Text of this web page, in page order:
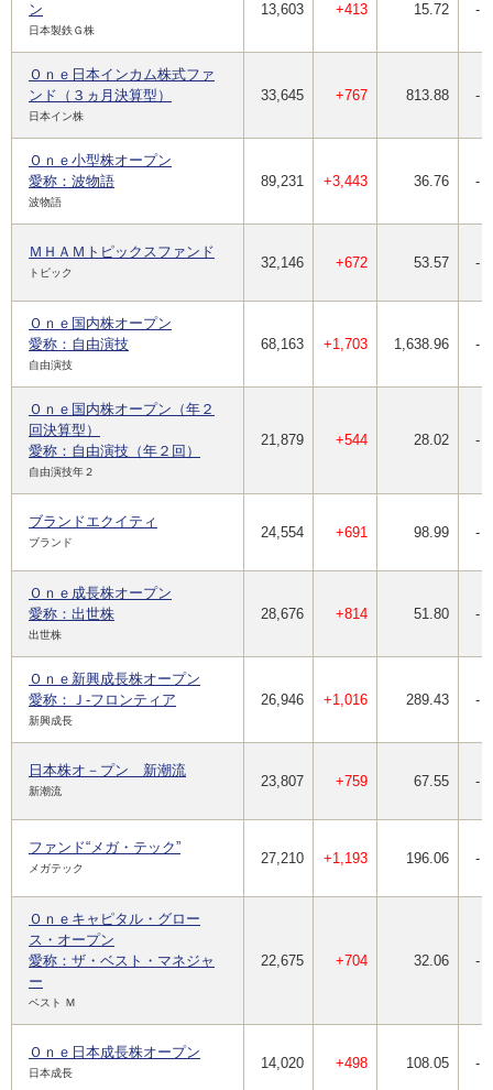
ン
日本製鉄Ｇ株
13,603 +413 15.72 -
Ｏｎｅ日本インカム株式ファ
ンド（３ヵ月決算型）
日本イン株
33,645 +767 813.88 -
Ｏｎｅ小型株オープン
愛称：波物語
波物語
89,231 +3,443 36.76 -
ＭＨＡＭトピックスファンド
トピック
32,146 +672 53.57 -
Ｏｎｅ国内株オープン
愛称：自由演技
自由演技
68,163 +1,703 1,638.96 -
Ｏｎｅ国内株オープン（年２
回決算型）
愛称：自由演技（年２回）
自由演技年２
21,879 +544 28.02 -
ブランドエクイティ
ブランド
24,554 +691 98.99 -
Ｏｎｅ成長株オープン
愛称：出世株
出世株
28,676 +814 51.80 -
Ｏｎｅ新興成長株オープン
愛称：Ｊ-フロンティア
新興成長
26,946 +1,016 289.43 -
日本株オ－プン 新潮流
新潮流
23,807 +759 67.55 -
ファンド“メガ・テック”
メガテック
27,210 +1,193 196.06 -
Ｏｎｅキャピタル・グロー
ス・オープン
愛称：ザ・ベスト・マネジャ
ー
ベスト Ｍ
22,675 +704 32.06 -
Ｏｎｅ日本成長株オープン
日本成長
14,020 +498 108.05 -